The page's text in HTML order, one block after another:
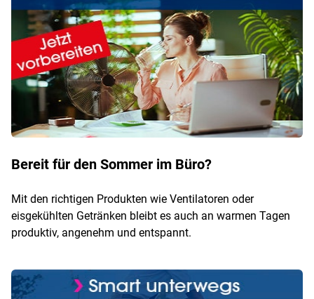
Bereit für den Sommer im Büro?
Mit den richtigen Produkten wie Ventilatoren oder
eisgekühlten Getränken bleibt es auch an warmen Tagen
produktiv, angenehm und entspannt.